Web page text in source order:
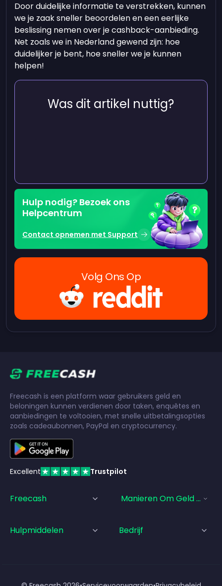
Door duidelijke informatie te verstrekken, kunnen
we je zaak sneller beoordelen en een eerlijke
beslissing nemen over je cashback-aanbieding.
Net zoals we in Nederland gewend zijn: hoe
duidelijker je bent, hoe sneller we je kunnen
helpen!
Was dit artikel nuttig?
Hulp nodig? Bezoek ons
Helpcentrum
Contact opnemen met Support
Volg Ons Op
Freecash is een platform waar gebruikers geld en
beloningen kunnen verdienen door taken, enquêtes en
aanbiedingen te voltooien, met snelle uitbetalingsopties
zoals cadeaubonnen, PayPal en cryptocurrency.
Excellent Trustpilot
Freecash Manieren Om Geld Te
Hulpmiddelen Bedrijf